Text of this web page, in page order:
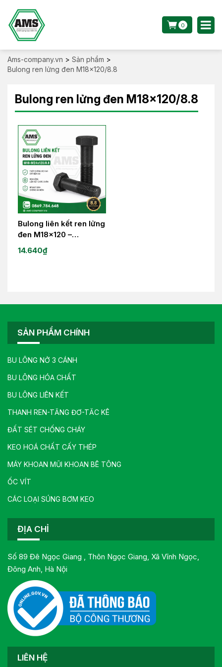
0
Ams-company.vn > Sản phẩm >
Bulong ren lửng đen M18x120/8.8
Bulong ren lửng đen M18x120/8.8
Bulong liên kết ren lửng
đen M18x120 –
M24x120/8.8
14.640₫
SẢN PHẨM CHÍNH
BU LÔNG NỞ 3 CÁNH
BU LÔNG HÓA CHẤT
BU LÔNG LIÊN KẾT
THANH REN-TĂNG ĐƠ-TĂC KÊ
ĐẤT SÉT CHỐNG CHÁY
KEO HOÁ CHẤT CẤY THÉP
MÁY KHOAN MŨI KHOAN BÊ TÔNG
ỐC VÍT
CÁC LOẠI SÚNG BƠM KEO
ĐỊA CHỈ
Số 89 Đê Ngọc Giang , Thôn Ngọc Giang, Xã Vĩnh Ngọc,
Đông Anh, Hà Nội
LIÊN HỆ